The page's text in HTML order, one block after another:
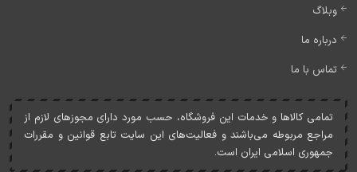
وبلاگ
درباره ما
تماس با ما
تمامی کالاها و خدمات اين فروشگاه، حسب مورد دارای مجوزهای لازم از
مراجع مربوطه می‌باشند و فعاليت‌های اين سايت تابع قوانين و مقررات
جمهوری اسلامی ايران است.